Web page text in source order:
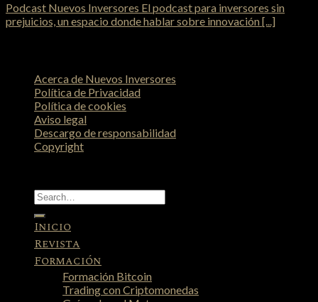
Podcast Nuevos Inversores El podcast para inversores sin
prejuicios, un espacio donde hablar sobre innovación [...]
Acerca de Nuevos Inversores
Política de Privacidad
Política de cookies
Aviso legal
Descargo de responsabilidad
Copyright
Inicio
Revista
Formación
Formación Bitcoin
Trading con Criptomonedas